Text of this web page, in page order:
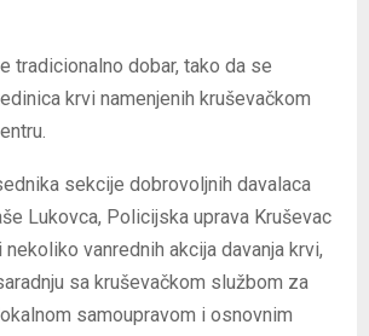
tradicionalno dobar, tako da se
krvi namenjenih kruševačkom
sekcije dobrovoljnih davalaca
Lukovca, Policijska uprava Kruševac
vanrednih akcija davanja krvi,
sa kruševačkom službom za
samoupravom i osnovnim